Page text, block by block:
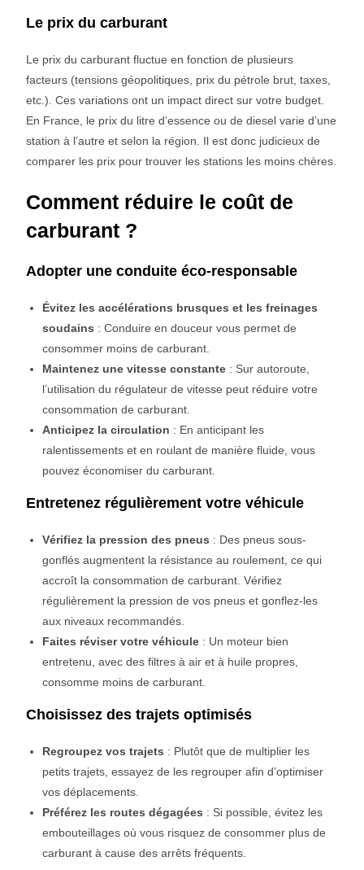
Le prix du carburant
Le prix du carburant fluctue en fonction de plusieurs
facteurs (tensions géopolitiques, prix du pétrole brut, taxes,
etc.). Ces variations ont un impact direct sur votre budget.
En France, le prix du litre d’essence ou de diesel varie d’une
station à l’autre et selon la région. Il est donc judicieux de
comparer les prix pour trouver les stations les moins chères.
Comment réduire le coût de
carburant ?
Adopter une conduite éco-responsable
Évitez les accélérations brusques et les freinages
soudains : Conduire en douceur vous permet de
consommer moins de carburant.
Maintenez une vitesse constante : Sur autoroute,
l’utilisation du régulateur de vitesse peut réduire votre
consommation de carburant.
Anticipez la circulation : En anticipant les
ralentissements et en roulant de manière fluide, vous
pouvez économiser du carburant.
Entretenez régulièrement votre véhicule
Vérifiez la pression des pneus : Des pneus sous-
gonflés augmentent la résistance au roulement, ce qui
accroît la consommation de carburant. Vérifiez
régulièrement la pression de vos pneus et gonflez-les
aux niveaux recommandés.
Faites réviser votre véhicule : Un moteur bien
entretenu, avec des filtres à air et à huile propres,
consomme moins de carburant.
Choisissez des trajets optimisés
Regroupez vos trajets : Plutôt que de multiplier les
petits trajets, essayez de les regrouper afin d’optimiser
vos déplacements.
Préférez les routes dégagées : Si possible, évitez les
embouteillages où vous risquez de consommer plus de
carburant à cause des arrêts fréquents.